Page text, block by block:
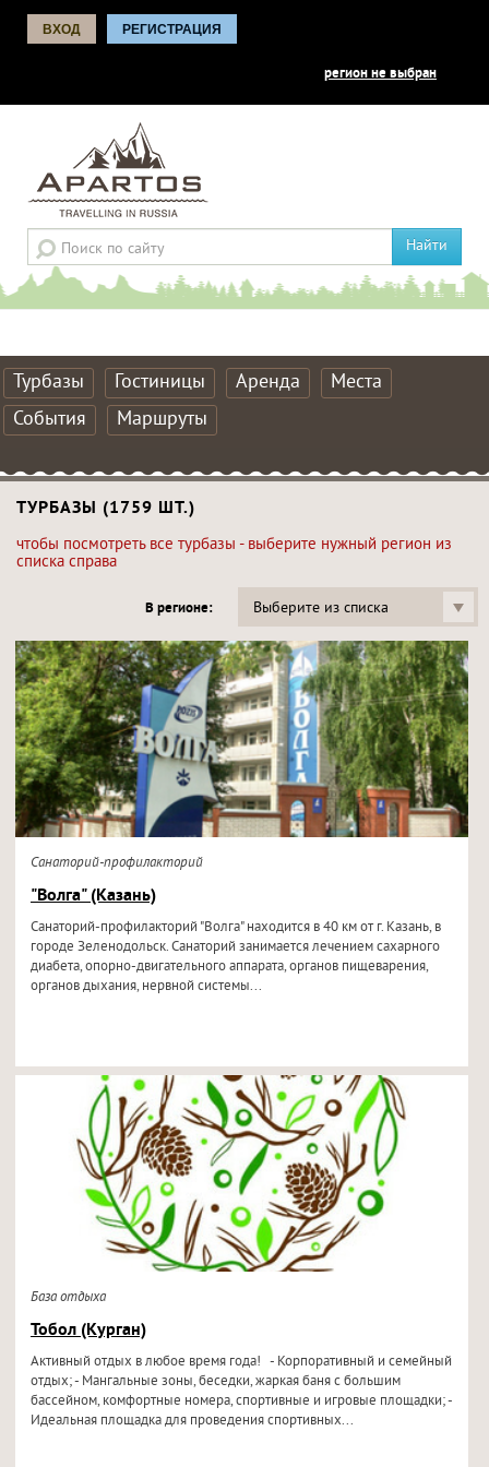
ВХОД РЕГИСТРАЦИЯ
регион не выбран
Найти
Турбазы Гостиницы Аренда
Места
События
Маршруты
ТУРБАЗЫ (1759 ШТ.)
чтобы посмотреть все турбазы - выберите нужный регион из
списка справа
В регионе: Выберите из списка
Санаторий-профилакторий
"Волга" (Казань)
Санаторий-профилакторий "Волга" находится в 40 км от г. Казань, в
городе Зеленодольск. Санаторий занимается лечением сахарного
диабета, опорно-двигательного аппарата, органов пищеварения,
органов дыхания, нервной системы...
База отдыха
Тобол (Курган)
Активный отдых в любое время года! - Корпоративный и семейный
отдых; - Мангальные зоны, беседки, жаркая баня с большим
бассейном, комфортные номера, спортивные и игровые площадки; -
Идеальная площадка для проведения спортивных...